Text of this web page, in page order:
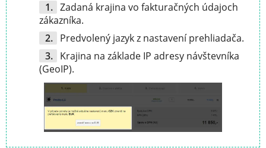
Zadaná krajina vo fakturačných údajoch
zákazníka.
Predvolený jazyk z nastavení prehliadača.
Krajina na základe IP adresy návštevníka
(GeoIP).